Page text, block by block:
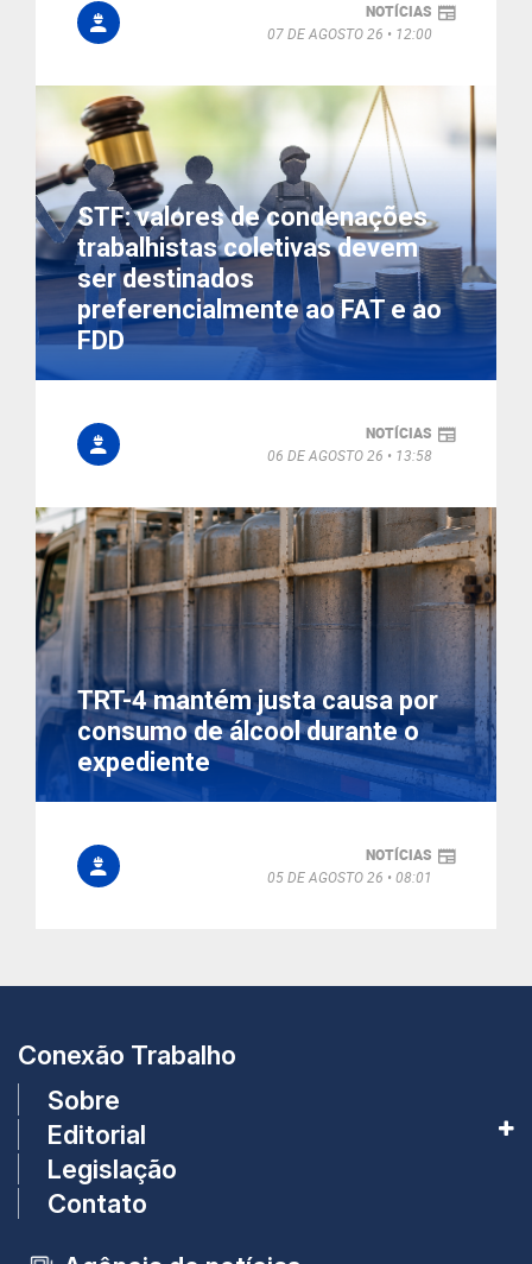
NOTÍCIAS
07 DE AGOSTO 26
12:00
STF: valores de condenações
trabalhistas coletivas devem
ser destinados
preferencialmente ao FAT e ao
FDD
NOTÍCIAS
06 DE AGOSTO 26
13:58
TRT-4 mantém justa causa por
consumo de álcool durante o
expediente
NOTÍCIAS
05 DE AGOSTO 26
08:01
Conexão Trabalho
Sobre
Editorial
Legislação
Contato